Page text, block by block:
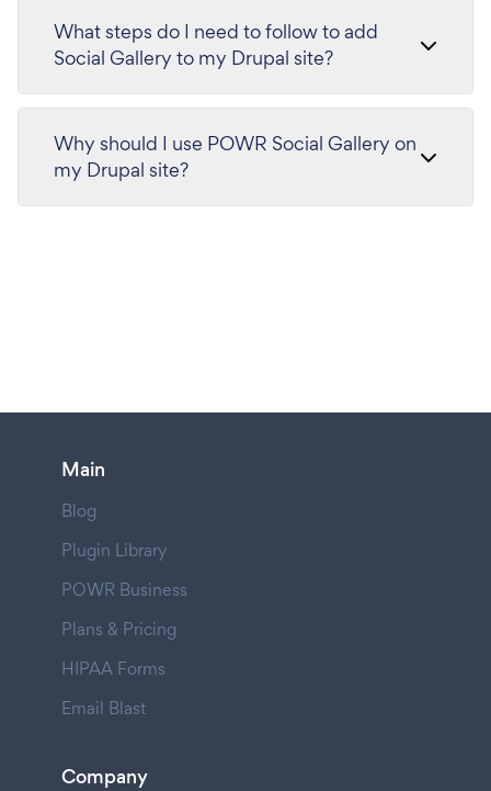
What steps do I need to follow to add
Social Gallery to my Drupal site?
Why should I use POWR Social Gallery on
my Drupal site?
Main
Blog
Plugin Library
POWR Business
Plans & Pricing
HIPAA Forms
Email Blast
Company